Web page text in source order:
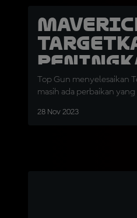
Top Gun menyelesaikan
masih ada perbaikan
28 Nov 2023